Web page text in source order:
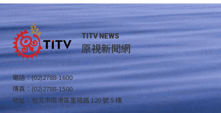
TITV NEWS
原視新聞網
電話：(02)2788-1600
傳真：(02)2788-1500
地址：台北市南港區重陽路 120 號 5 樓